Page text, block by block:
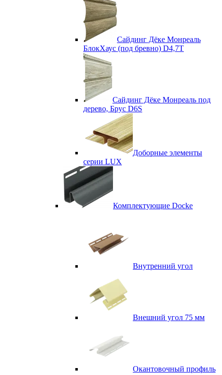
Сайдинг Дёке Монреаль
БлокХаус (под бревно) D4,7T
Сайдинг Дёке Монреаль под
дерево, Брус D6S
Доборные элементы
серии LUX
Комплектующие Docke
Внутренний угол
Внешний угол 75 мм
Окантовочный профиль